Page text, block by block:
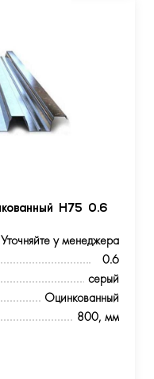
Н75 0.6
Уточняйте у менеджера
0.6
серый
Оцинкованный
800, мм